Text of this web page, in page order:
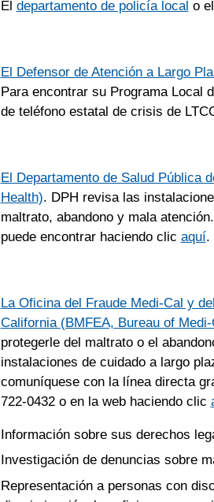
El departamento de policía local o
El Defensor de Atención a Largo
Para encontrar su Programa Local
de teléfono estatal de crisis de
El Departamento de Salud Pública
Health). DPH revisa las
maltrato, abandono y mala
puede encontrar haciendo clic aquí.
La Oficina del Fraude Medi-Cal y
California (BMFEA, Bureau of
protegerle del maltrato o el
instalaciones de cuidado a largo
comuníquese con la línea directa
722-0432 o en la web haciendo clic
Información sobre sus derechos
Investigación de denuncias sobre
Representación a personas con